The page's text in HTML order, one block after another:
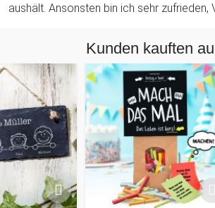
aushält. Ansonsten bin ich sehr zufrieden,
Kunden kauften